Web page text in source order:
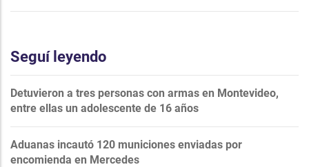
Seguí leyendo
Detuvieron a tres personas con armas en Montevideo,
entre ellas un adolescente de 16 años
Aduanas incautó 120 municiones enviadas por
encomienda en Mercedes